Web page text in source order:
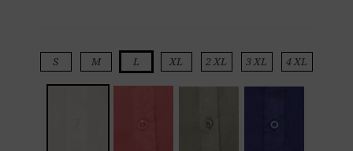
S M L XL 2 XL 3 XL 4 XL